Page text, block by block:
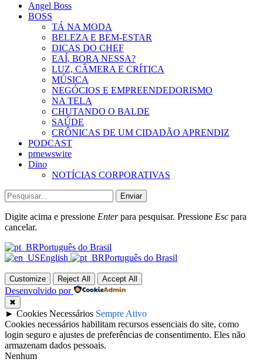
Angel Boss
BOSS
TÁ NA MODA
BELEZA E BEM-ESTAR
DICAS DO CHEF
EAÍ, BORA NESSA?
LUZ, CÂMERA E CRÍTICA
MÚSICA
NEGÓCIOS E EMPREENDEDORISMO
NA TELA
CHUTANDO O BALDE
SAÚDE
CRÔNICAS DE UM CIDADÃO APRENDIZ
PODCAST
prnewswire
Dino
NOTÍCIAS CORPORATIVAS
Enviar
Digite acima e pressione Enterpara pesquisar. Pressione Esc para
cancelar.
Português do Brasil
English
Português do Brasil
Customize Reject All Accept All
Desenvolvido por
✖
► Cookies Necessários Sempre Ativo
Cookies necessários habilitam recursos essenciais do site, como
login seguro e ajustes de preferências de consentimento. Eles não
armazenam dados pessoais.
Nenhum